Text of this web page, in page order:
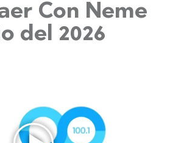
Con Neme
del 2026